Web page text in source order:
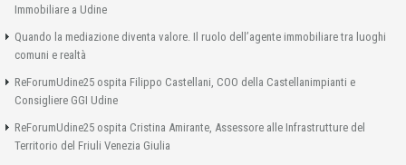
Immobiliare a Udine
Quando la mediazione diventa valore. Il ruolo dell’agente immobiliare tra luoghi
comuni e realtà
ReForumUdine25 ospita Filippo Castellani, COO della Castellanimpianti e
Consigliere GGI Udine
ReForumUdine25 ospita Cristina Amirante, Assessore alle Infrastrutture del
Territorio del Friuli Venezia Giulia